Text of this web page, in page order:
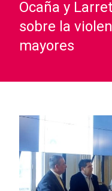
Ocaña y
sobre la
mayores